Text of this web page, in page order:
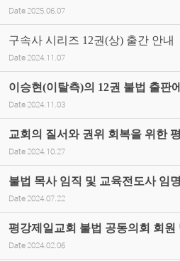
Date 2025.06.07
구속사 시리즈 12권(상) 출간 안내
Date 2024.11.07
이승현(이탈측)의 12권 불법 출판
Date 2024.11.03
교회의 질서와 권위 회복을 위한
Date 2024.10.27
불법 목사 임직 및 교육전도사 임
Date 2024.07.22
평강제일교회 불법 공동의회 회원
Date 2024.02.06